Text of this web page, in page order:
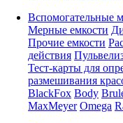
Вспомогательные
Мерные емкости
Прочие емкости
действия
Тест-карты для
размешивания
BlackFox Body
MaxMeyer Omega